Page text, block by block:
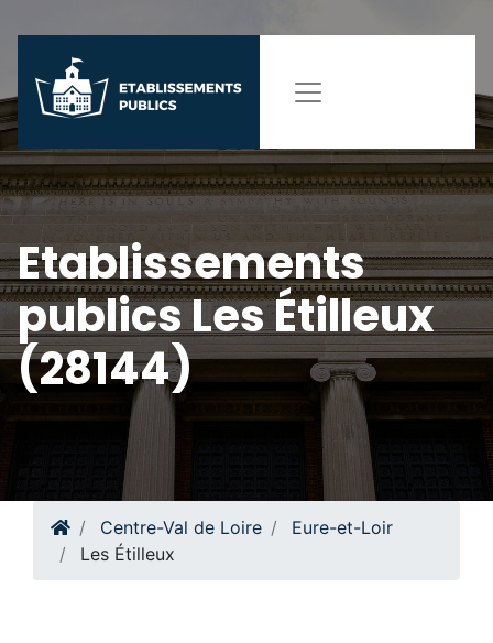
Etablissements
publics Les Étilleux
(28144)
Centre-Val de Loire
Eure-et-Loir
Les Étilleux